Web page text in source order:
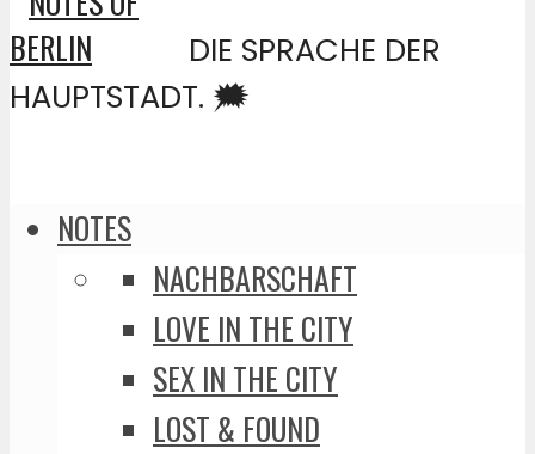
DIE SPRACHE DER
HAUPTSTADT. 🗯️
NOTES
NACHBARSCHAFT
LOVE IN THE CITY
SEX IN THE CITY
LOST & FOUND